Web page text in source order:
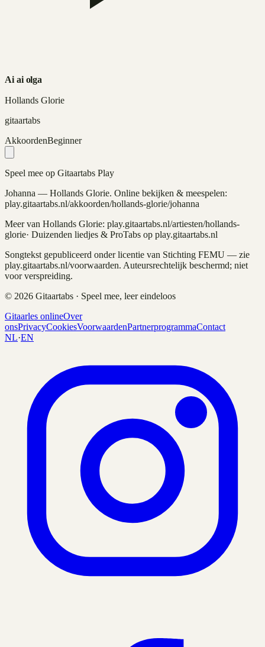
Ai ai olga
Hollands Glorie
gitaartabs
AkkoordenBeginner
Speel mee op Gitaartabs Play
Johanna — Hollands Glorie. Online bekijken & meespelen:
play.gitaartabs.nl/akkoorden/hollands-glorie/johanna
Meer van Hollands Glorie: play.gitaartabs.nl/artiesten/hollands-
glorie· Duizenden liedjes & ProTabs op play.gitaartabs.nl
Songtekst gepubliceerd onder licentie van Stichting FEMU — zie
play.gitaartabs.nl/voorwaarden. Auteursrechtelijk beschermd; niet
voor verspreiding.
© 2026 Gitaartabs · Speel mee, leer eindeloos
Gitaarles onlineOver
onsPrivacyCookiesVoorwaardenPartnerprogrammaContact
NL·EN